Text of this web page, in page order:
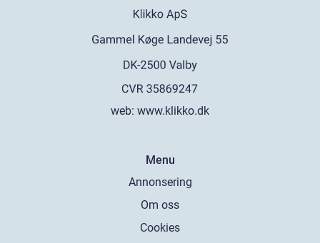
web: www.klikko.dk
Menu
Annonsering
Om oss
Cookies